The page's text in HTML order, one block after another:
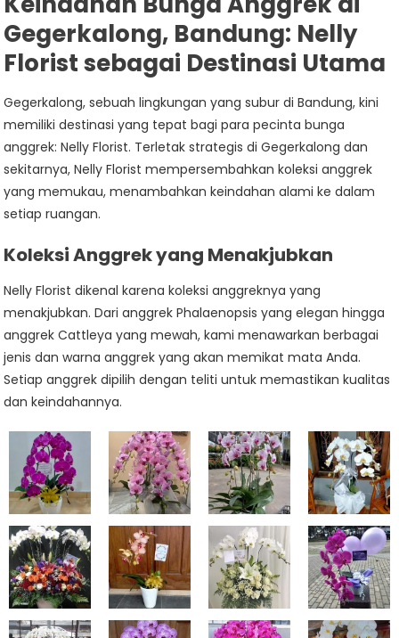
Anggrek
Di
Gegerkalong
Gegerkalong, Bandung: Nelly
Florist sebagai Destinasi Utama
Gegerkalong, sebuah lingkungan yang subur di Bandung, kini
memiliki destinasi yang tepat bagi para pecinta bunga
anggrek: Nelly Florist. Terletak strategis di Gegerkalong dan
sekitarnya, Nelly Florist mempersembahkan koleksi anggrek
yang memukau, menambahkan keindahan alami ke dalam
setiap ruangan.
Koleksi Anggrek yang Menakjubkan
Nelly Florist dikenal karena koleksi anggreknya yang
menakjubkan. Dari anggrek Phalaenopsis yang elegan hingga
anggrek Cattleya yang mewah, kami menawarkan berbagai
jenis dan warna anggrek yang akan memikat mata Anda.
Setiap anggrek dipilih dengan teliti untuk memastikan kualitas
dan keindahannya.